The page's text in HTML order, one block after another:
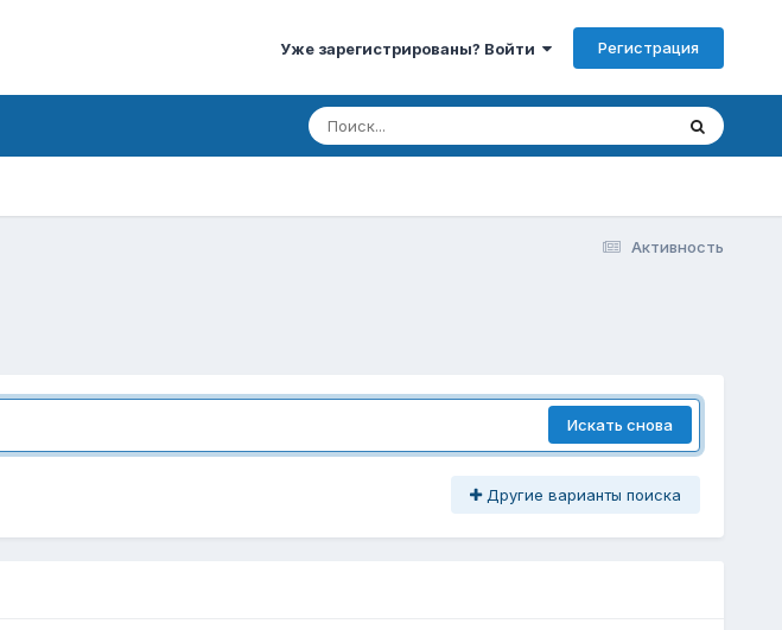
Уже зарегистрированы? Войти Регистрация
Активность
Искать снова
Другие варианты поиска